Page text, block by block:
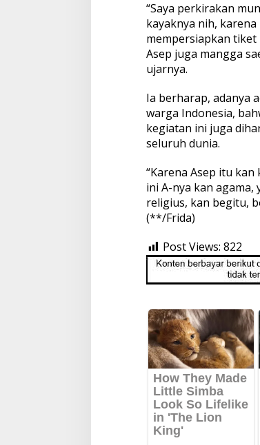
“Saya perkirakan
kayaknya nih,
mempersiapkan tiket
Asep juga mangga
ujarnya.
Ia berharap, adanya
warga Indonesia,
kegiatan ini juga
seluruh dunia.
“Karena Asep itu
ini A-nya kan
religius, kan begitu,
(**/Frida)
Post Views: 822